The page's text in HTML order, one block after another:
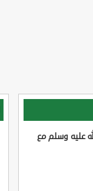
عليه وسلم مع